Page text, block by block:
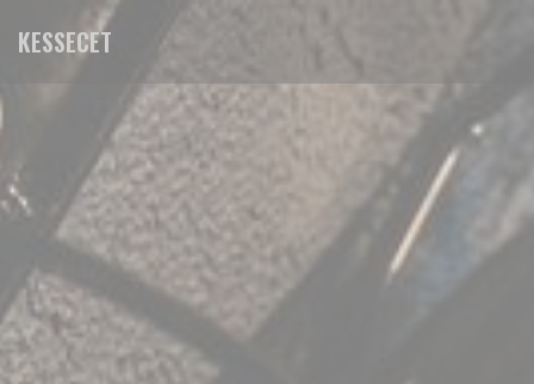
Personnalisation de vos choix en matière de cookies
KESSECET